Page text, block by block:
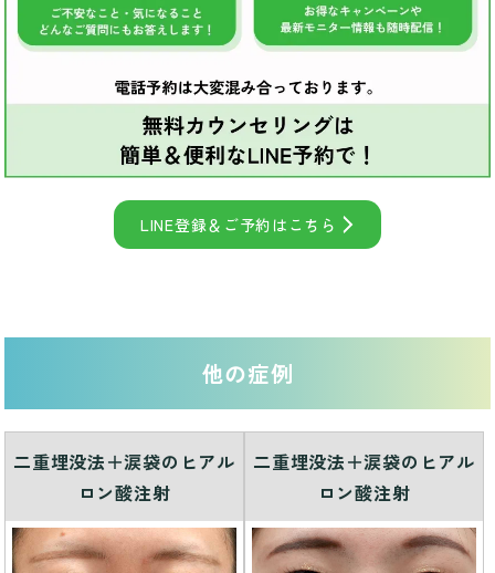
LINE登録＆ご予約はこちら
他の症例
二重埋没法＋涙袋のヒアル
ロン酸注射
二重埋没法＋涙袋のヒアル
ロン酸注射